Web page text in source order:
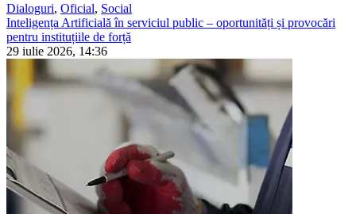
Dialoguri, Oficial, Social
Inteligența Artificială în serviciul public – oportunități și provocări
pentru instituțiile de forță
29 iulie 2026, 14:36